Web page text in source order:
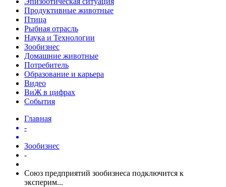
Продуктивные животные
Птица
Рыбная отрасль
Наука и Технологии
Зообизнес
Домашние животные
Потребитель
Образование и карьера
Видео
ВиЖ в цифрах
События
Главная
-
Зообизнес
-
Союз предприятий зообизнеса подключится к
эксперим...